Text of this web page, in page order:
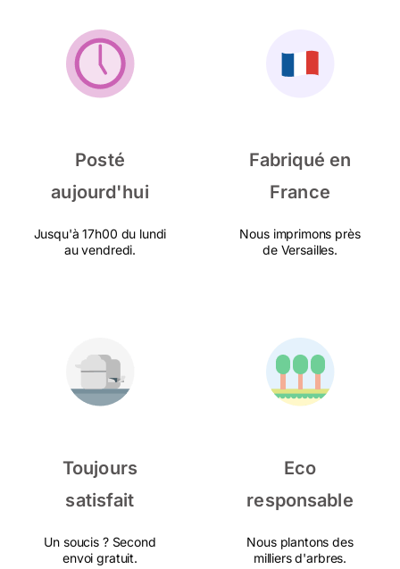
Posté
aujourd'hui
Jusqu'à 17h00 du lundi
au vendredi.
Fabriqué en
France
Nous imprimons près
de Versailles.
Toujours
satisfait
Un soucis ? Second
envoi gratuit.
Eco
responsable
Nous plantons des
milliers d'arbres.